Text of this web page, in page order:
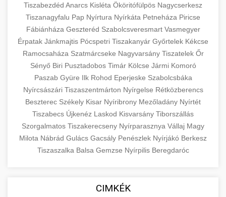
Tiszabezdéd Anarcs Kisléta Ököritófülpös Nagycserkesz
Tiszanagyfalu Pap Nyírtura Nyírkáta Petneháza Piricse
Fábiánháza Geszteréd Szabolcsveresmart Vasmegyer
Érpatak Jánkmajtis Pócspetri Tiszakanyár Győrtelek Kékcse
Ramocsaháza Szatmárcseke Nagyvarsány Tiszatelek Őr
Sényő Biri Pusztadobos Timár Kölcse Jármi Komoró
Paszab Gyüre Ilk Rohod Eperjeske Szabolcsbáka
Nyírcsászári Tiszaszentmárton Nyírgelse Rétközberencs
Beszterec Székely Kisar Nyíribrony Mezőladány Nyírtét
Tiszabecs Újkenéz Laskod Kisvarsány Tiborszállás
Szorgalmatos Tiszakerecseny Nyírparasznya Vállaj Magy
Milota Nábrád Gulács Gacsály Penészlek Nyírjákó Berkesz
Tiszaszalka Balsa Gemzse Nyírpilis Beregdaróc
CIMKÉK